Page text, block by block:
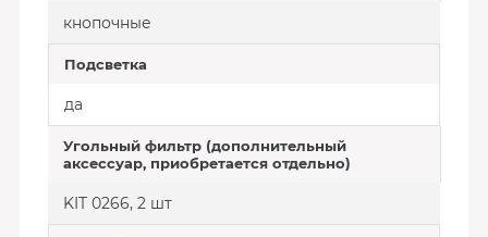
кнопочные
Подсветка
да
Угольный фильтр (дополнительный
аксессуар, приобретается отдельно)
KIT 0266, 2 шт